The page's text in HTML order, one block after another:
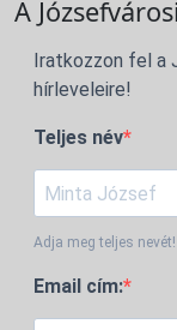
A
Iratkozzon fel a
hírleveleire!
Teljes név
Adja meg teljes nevét!
Email cím: